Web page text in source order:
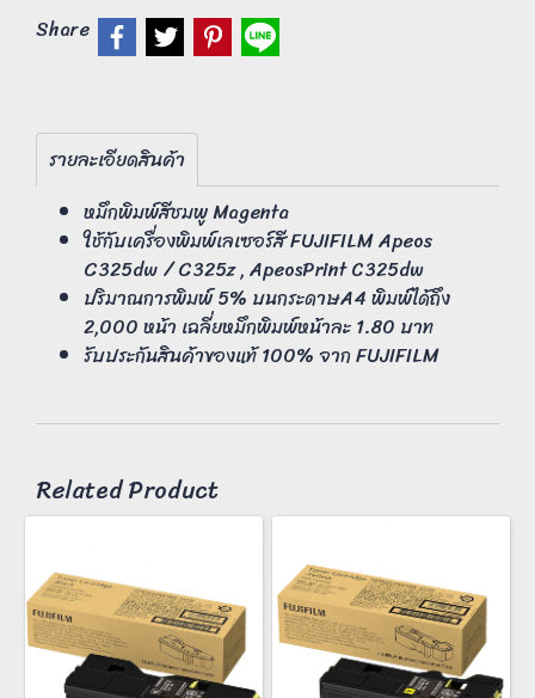
Share
รายละเอียดสินค้า
หมึกพิมพ์สีชมพู Magenta
ใช้กับเครื่องพิมพ์เลเซอร์สี FUJIFILM Apeos
C325dw / C325z , ApeosPrint C325dw
ปริมาณการพิมพ์ 5% บนกระดาษA4 พิมพ์ได้ถึง
2,000 หน้า เฉลี่ยหมึกพิมพ์หน้าละ 1.80 บาท
รับประกันสินค้าของแท้ 100% จาก FUJIFILM
Related Product